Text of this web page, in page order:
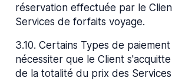
réservation effectuée par le
Services de forfaits voyage.
3.10. Certains Types de
nécessiter que le Client
de la totalité du prix des